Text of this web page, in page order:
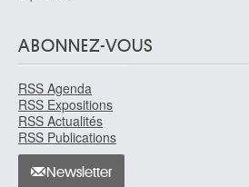
ABONNEZ-VOUS
RSS Agenda
RSS Expositions
RSS Actualités
RSS Publications
Newsletter